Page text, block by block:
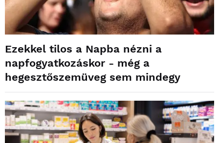
Ezekkel tilos a Napba nézni a
napfogyatkozáskor - még a
hegesztőszemüveg sem mindegy